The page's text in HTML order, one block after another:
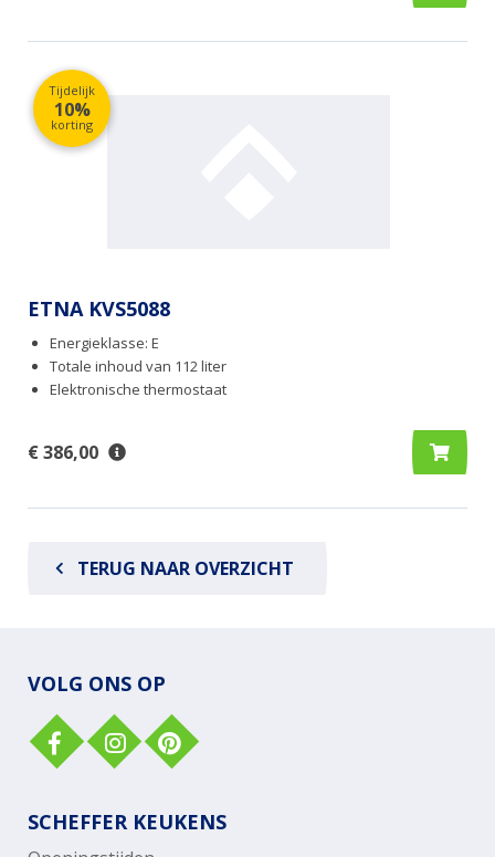
Tijdelijk
10%
korting
ETNA KVS5088
Energieklasse: E
Totale inhoud van 112 liter
Elektronische thermostaat
€ 386,00
TERUG NAAR OVERZICHT
VOLG ONS OP
SCHEFFER KEUKENS